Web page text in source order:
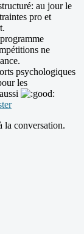
au jour le
pro et
ne
psychologiques
les
la conversation.